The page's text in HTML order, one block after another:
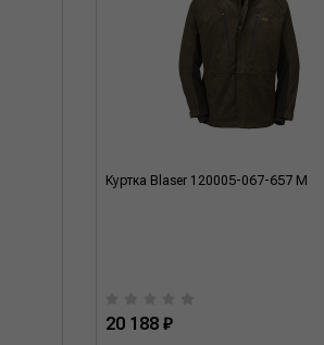
Куртка Blaser 120005-067-657 M
20 188 ₽